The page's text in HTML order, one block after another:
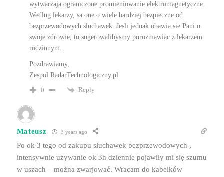
wytwarzaja ograniczone promieniowanie elektromagnetyczne.
Wedlug lekarzy, sa one o wiele bardziej bezpieczne od
bezprzewodowych sluchawek. Jesli jednak obawia sie Pani o
swoje zdrowie, to sugerowalibysmy porozmawiac z lekarzem
rodzinnym.
Pozdrawiamy,
Zespol RadarTechnologiczny.pl
0
Reply
Mateusz 3 years ago
Po ok 3 tego od zakupu słuchawek bezprzewodowych ,
intensywnie używanie ok 3h dziennie pojawiły mi się szumu
w uszach – można zwarjować. Wracam do kabelków